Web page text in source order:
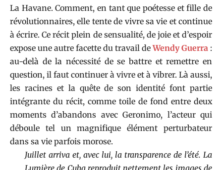
La Havane. Comment, en tant que poétesse et fille de
révolutionnaires, elle tente de vivre sa vie et continue
à écrire. Ce récit plein de sensualité, de joie et d’espoir
expose une autre facette du travail deWendy Guerra :
au-delà de la nécessité de se battre et remettre en
question, il faut continuer à vivre et à vibrer. Là aussi,
les racines et la quête de son identité font partie
intégrante du récit, comme toile de fond entre deux
moments d’abandons avec Geronimo, l’acteur qui
déboule tel un magnifique élément perturbateur
dans sa vie parfois morose.
Juillet arriva et, avec lui, la transparence de l’été. La
Lumière de Cuba reproduit nettement les images de